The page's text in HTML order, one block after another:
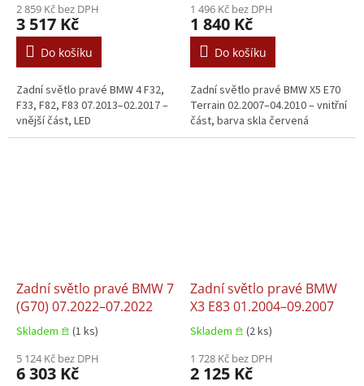
2 859 Kč bez DPH
3 517 Kč
Do košíku
Zadní světlo pravé BMW 4 F32,
F33, F82, F83 07.2013–02.2017 –
vnější část, LED
1 496 Kč bez DPH
1 840 Kč
Do košíku
Zadní světlo pravé BMW X5 E70
Terrain 02.2007–04.2010 – vnitřní
část, barva skla červená
Zadní světlo pravé BMW 7
(G70) 07.2022–07.2022
Skladem 𖠿 (1 ks)
5 124 Kč bez DPH
6 303 Kč
Zadní světlo pravé BMW
X3 E83 01.2004–09.2007
Skladem 𖠿 (2 ks)
1 728 Kč bez DPH
2 125 Kč